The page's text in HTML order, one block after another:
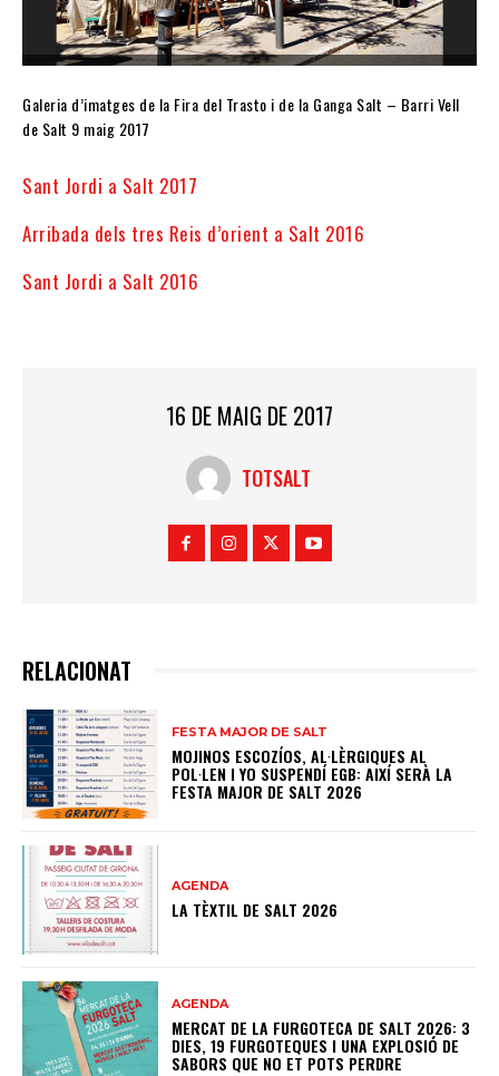
Galeria d’imatges de la Fira del Trasto i de la Ganga Salt – Barri Vell
de Salt 9 maig 2017
Sant Jordi a Salt 2017
Arribada dels tres Reis d’orient a Salt 2016
Sant Jordi a Salt 2016
16 DE MAIG DE 2017
TOTSALT
RELACIONAT
FESTA MAJOR DE SALT
MOJINOS ESCOZÍOS, AL·LÈRGIQUES AL
POL·LEN I YO SUSPENDÍ EGB: AIXÍ SERÀ LA
FESTA MAJOR DE SALT 2026
AGENDA
LA TÈXTIL DE SALT 2026
AGENDA
MERCAT DE LA FURGOTECA DE SALT 2026: 3
DIES, 19 FURGOTEQUES I UNA EXPLOSIÓ DE
SABORS QUE NO ET POTS PERDRE